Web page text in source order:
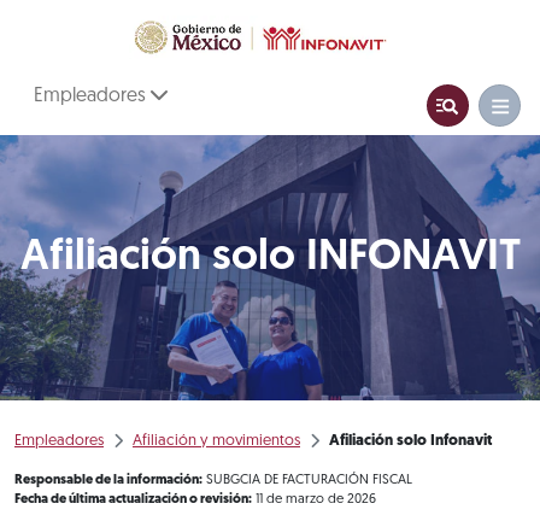
Empleadores
Afiliación solo INFONAVIT
Empleadores Afiliación y movimientos Afiliación solo Infonavit
Responsable de la información: SUBGCIA DE FACTURACIÓN FISCAL
Fecha de última actualización o revisión: 11 de marzo de 2026